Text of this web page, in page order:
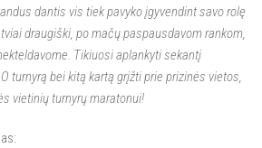
dantis vis tiek pavyko įgyvendint savo rolę
draugiški, po mačų paspausdavom rankom,
Tikiuosi aplankyti sekantį
turnyrą bei kitą kartą grįžti prie prizinės vietos,
vietinių turnyrų maratonui!